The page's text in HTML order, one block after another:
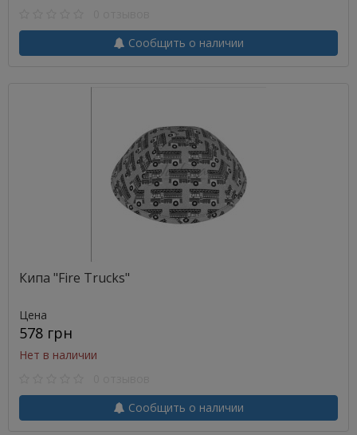
Сообщить о наличии
Кипа "Fire Trucks"
Цена
578 грн
Нет в наличии
Сообщить о наличии